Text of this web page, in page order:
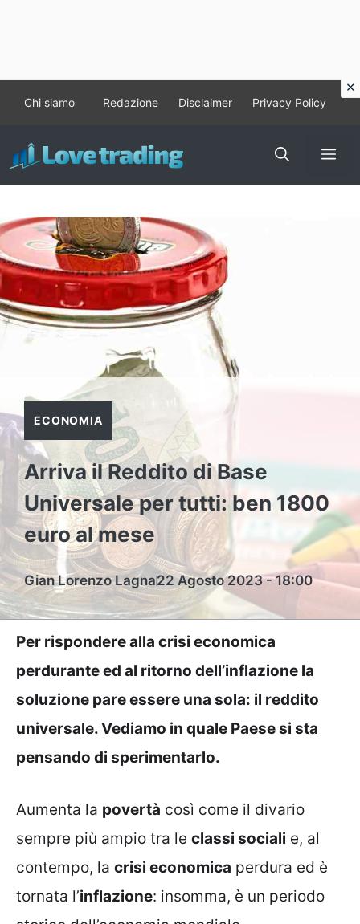
contenuto
Chi siamo Redazione Disclaimer Privacy Policy
ECONOMIA
Arriva il Reddito di Base
Universale per tutti: ben 1800
euro al mese
Gian Lorenzo Lagna22 Agosto 2023 - 18:00
Per rispondere alla crisi economica
perdurante ed al ritorno dell’inflazione la
soluzione pare essere una sola: il reddito
universale. Vediamo in quale Paese si sta
pensando di sperimentarlo.
Aumenta la povertà così come il divario
sempre più ampio tra le classi sociali e, al
contempo, la crisi economica perdura ed è
tornata l’inflazione: insomma, è un periodo